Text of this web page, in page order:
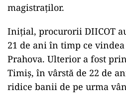
magistraților.
Inițial, procurorii DIICOT
21 de ani în timp ce
Prahova. Ulterior a fost
Timiș, în vârstă de 22 de
ridice banii de pe urma